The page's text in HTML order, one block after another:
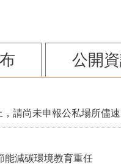
公開
減碳環境教育重任